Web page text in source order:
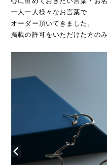
一人一人様々なお言葉で
オーダー頂いてきました。
掲載の許可をいただけた方の